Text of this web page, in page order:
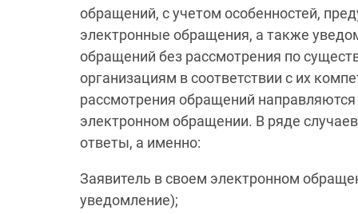
обращений, с учетом особенностей,
электронные обращения, а также
обращений без рассмотрения по
организациям в соответствии с их
рассмотрения обращений
электронном обращении. В ряде
ответы, а именно:
Заявитель в своем электронном
уведомление);